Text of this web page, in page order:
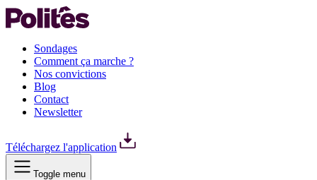
Sondages
Comment ça marche ?
Nos convictions
Blog
Contact
Newsletter
Téléchargez l'application
Toggle menu